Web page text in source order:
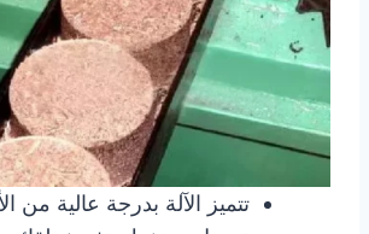
تتميز الآلة بدرجة عالية من